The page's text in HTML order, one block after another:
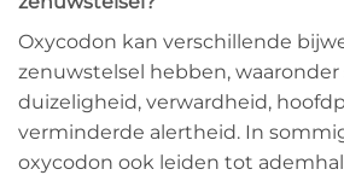
Oxycodon kan verschillende
zenuwstelsel hebben,
duizeligheid, verwardheid,
verminderde alertheid. In
oxycodon ook leiden tot